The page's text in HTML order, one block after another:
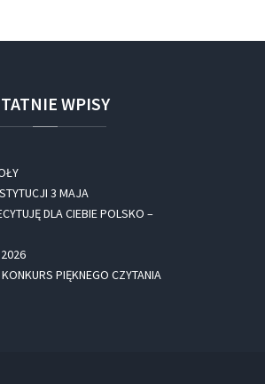
WPISY
3 MAJA
DLA CIEBIE POLSKO –
PIĘKNEGO CZYTANIA